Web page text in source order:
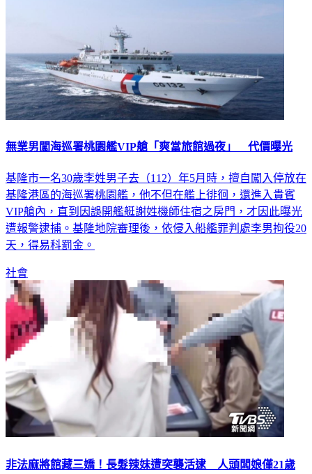
無業男闖海巡署桃園艦VIP艙「爽當旅館過夜」 代價曝光
基隆市一名30歲李姓男子去（112）年5月時，擅自闖入停放在
基隆港區的海巡署桃園艦，他不但在艦上徘徊，還進入貴賓
VIP艙內，直到因誤開艦艇謝姓機師住宿之房門，才因此曝光
遭報警逮捕。基隆地院審理後，依侵入船艦罪判處李男拘役20
天，得易科罰金。
社會
非法麻將館藏三嬌！長髮辣妹遭突襲活逮 人頭闆娘僅21歲